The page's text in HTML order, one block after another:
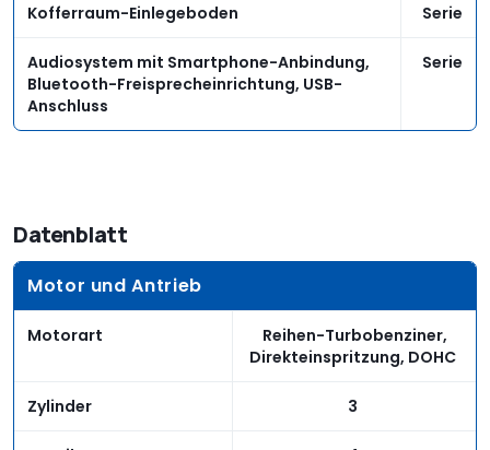
Kofferraum-Einlegeboden Serie
Audiosystem mit Smartphone-Anbindung,
Bluetooth-Freisprecheinrichtung, USB-
Anschluss
Serie
Datenblatt
Motor und Antrieb
Motorart
Reihen-Turbobenziner,
Direkteinspritzung, DOHC
Zylinder 3